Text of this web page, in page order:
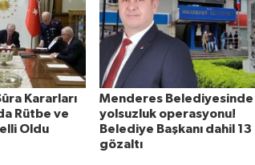
Kararları
Rütbe ve
Oldu
Menderes Belediyesinde
yolsuzluk operasyonu!
Belediye Başkanı dahil 13
gözaltı